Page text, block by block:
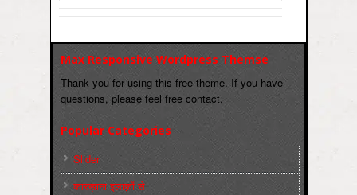
Max Responsive Wordpress Themse
Thank you for using this free theme. If you have
questions, please feel free contact.
Popular Categories
Slider
कारख़ाना इलाक़ों से